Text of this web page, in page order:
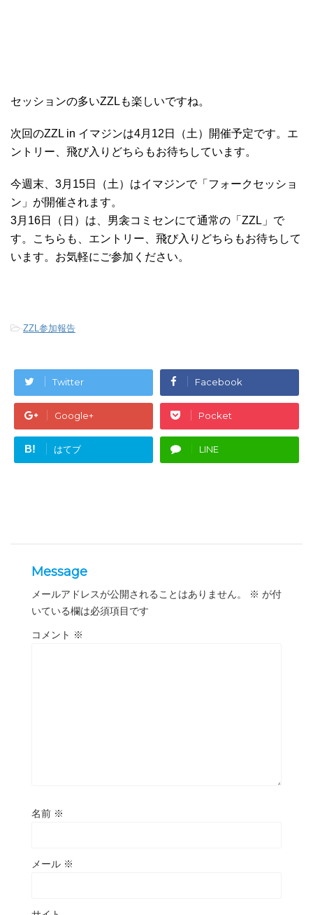
セッションの多いZZLも楽しいですね。
次回のZZL in イマジンは4月12日（土）開催予定です。エ
ントリー、飛び入りどちらもお待ちしています。
今週末、3月15日（土）はイマジンで「フォークセッショ
ン」が開催されます。
3月16日（日）は、男衾コミセンにて通常の「ZZL」で
す。こちらも、エントリー、飛び入りどちらもお待ちして
います。お気軽にご参加ください。
-ZZL参加報告
Twitter Facebook
Google+ Pocket
B! はてブ LINE
Message
メールアドレスが公開されることはありません。 ※ が付
いている欄は必須項目です
コメント ※
名前 ※
メール ※